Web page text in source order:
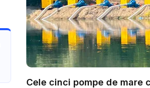
Cele cinci pompe de mare